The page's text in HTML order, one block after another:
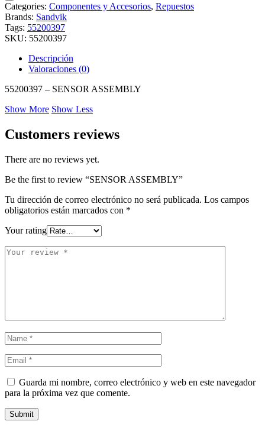
Categories: Componentes y Accesorios, Repuestos
Brands: Sandvik
Tags: 55200397
SKU: 55200397
Descripción
Valoraciones (0)
55200397 – SENSOR ASSEMBLY
Show More Show Less
Customers reviews
There are no reviews yet.
Be the first to review “SENSOR ASSEMBLY”
Tu dirección de correo electrónico no será publicada. Los campos
obligatorios están marcados con *
Your rating
Guarda mi nombre, correo electrónico y web en este navegador
para la próxima vez que comente.